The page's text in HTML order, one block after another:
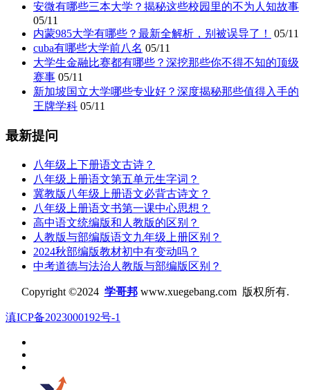
安微有哪些三本大学？揭秘这些校园里的不为人知故事
05/11
内蒙985大学有哪些？最新全解析，别被误导了！
05/11
cuba有哪些大学前八名 05/11
大学生金融比赛都有哪些？深挖那些你不得不知的顶级
赛事 05/11
新加坡国立大学哪些专业好？深度揭秘那些值得入手的
王牌学科 05/11
最新提问
八年级上下册语文古诗？
八年级上册语文第五单元生字词？
冀教版八年级上册语文必背古诗文？
八年级上册语文书第一课中心思想？
高中语文统编版和人教版的区别？
人教版与部编版语文九年级上册区别？
2024秋部编版教材初中有变动吗？
中考道德与法治人教版与部编版区别？
Copyright ©2024 学哥邦www.xuegebang.com 版权所有.
滇ICP备2023000192号-1